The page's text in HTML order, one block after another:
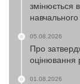
змінюється
05.08.2026
Про
оцінювання
01.08.2026